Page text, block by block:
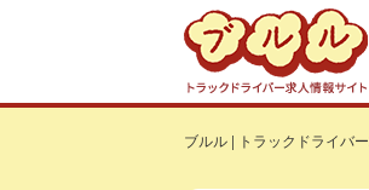
ブルル | トラックドライバ